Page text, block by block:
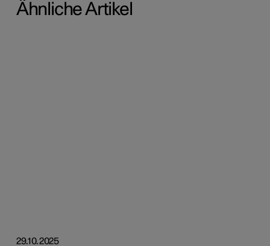
Ähnliche Artikel
29.10.2025